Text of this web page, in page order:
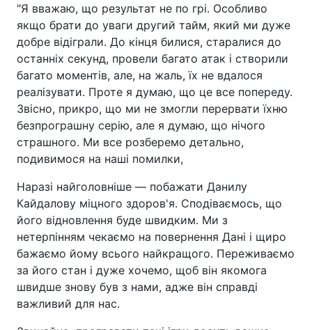
"Я вважаю, що результат не по грі. Особливо
якщо брати до уваги другий тайм, який ми дуже
добре відіграли. До кінця билися, старалися до
останніх секунд, провели багато атак і створили
багато моментів, але, на жаль, їх не вдалося
реалізувати. Проте я думаю, що це все попереду.
Звісно, прикро, що ми не змогли перервати їхню
безпрограшну серію, але я думаю, що нічого
страшного. Ми все розберемо детально,
подивимося на наші помилки,
Наразі найголовніше — побажати Данилу
Кайдалову міцного здоров'я. Сподіваємось, що
його відновлення буде швидким. Ми з
нетерпінням чекаємо на повернення Дані і щиро
бажаємо йому всього найкращого. Переживаємо
за його стан і дуже хочемо, щоб він якомога
швидше знову був з нами, адже він справді
важливий для нас.